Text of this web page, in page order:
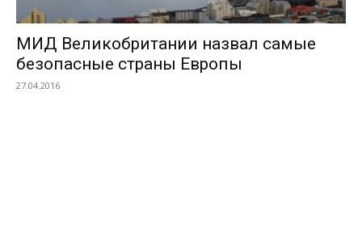
МИД Великобритании назвал самые
безопасные страны Европы
27.04.2016